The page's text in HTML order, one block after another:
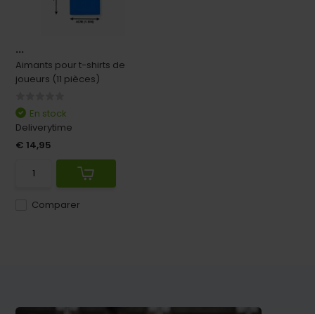
...
Aimants pour t-shirts de
joueurs (11 pièces)
Comparer
En stock
Deliverytime
€ 14,95